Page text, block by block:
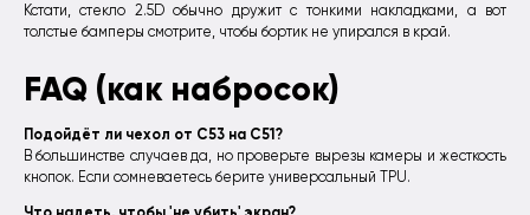
Кстати, стекло 2.5D обычно дружит с тонкими накладками, а вот
толстые бамперы смотрите, чтобы бортик не упирался в край.
FAQ (как набросок)
Подойдёт ли чехол от C53 на C51?
В большинстве случаев да, но проверьте вырезы камеры и жесткость
кнопок. Если сомневаетесь берите универсальный TPU.